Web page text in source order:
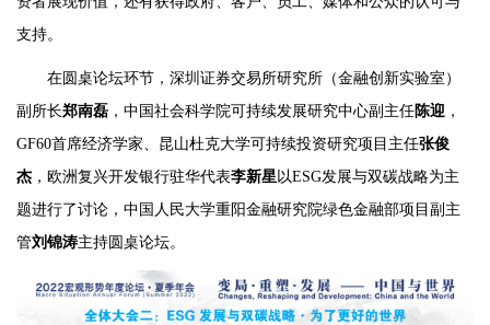
支持。
在圆桌论坛环节，深圳证券交易所研究所（金融创新实验室）
副所长郑南磊 ，中国社会科学院可持续发展研究中心副主任陈迎 ，
GF60首席经济学家、昆山杜克大学可持续投资研究项目主任张俊
杰 ，欧洲复兴开发银行驻华代表李新星 以ESG发展与双碳战略为主
题进行了讨论，中国人民大学重阳金融研究院绿色金融部项目副主
管刘锦涛主持圆桌论坛。